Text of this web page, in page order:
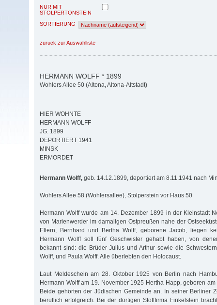
NUR MIT
STOLPERTONSTEIN
SORTIERUNG
zurück zur Auswahlliste
HERMANN WOLFF * 1899
Wohlers Allee 50 (Altona, Altona-Altstadt)
HIER WOHNTE
HERMANN WOLFF
JG. 1899
DEPORTIERT 1941
MINSK
ERMORDET
Hermann Wolff, geb. 14.12.1899, deportiert am 8.11.1941 nach
Wohlers Allee 58 (Wohlersallee), Stolperstein vor Haus 50
Hermann Wolff wurde am 14. Dezember 1899 in der Kleinstadt
von Marienwerder im damaligen Ostpreußen nahe der
Eltern, Bernhard und Bertha Wolff, geborene Jacob, liegen
Hermann Wolff soll fünf Geschwister gehabt haben, von
bekannt sind: die Brüder Julius und Arthur sowie die
Wolff, und Paula Wolff. Alle überlebten den Holocaust.
Laut Meldeschein am 28. Oktober 1925 von Berlin nach
Hermann Wolff am 19. November 1925 Hertha Happ, geboren
Beide gehörten der Jüdischen Gemeinde an. In seiner Berliner
beruflich erfolgreich. Bei der dortigen Stofffirma Finkelstein